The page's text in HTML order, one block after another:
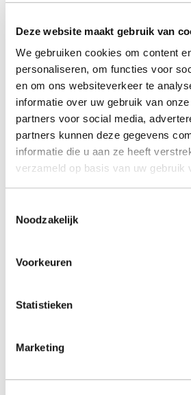
Deze website maakt gebruik van
We gebruiken cookies om content
personaliseren, om functies voor
en om ons websiteverkeer te
informatie over uw gebruik van
partners voor social media,
partners kunnen deze gegevens
informatie die u aan ze heeft
verzameld op basis van uw gebruik
Noodzakelijk
Voorkeuren
Statistieken
Marketing
(Geef aan wat er verwacht
voor hoeveel uur? Is het een
wil je doen?)